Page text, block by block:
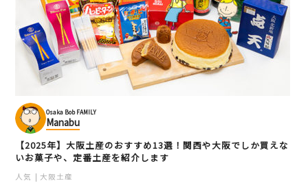
Osaka Bob FAMILY
Manabu
【2025年】大阪土産のおすすめ13選！関西や大阪でしか買えな
いお菓子や、定番土産を紹介します
人気 大阪土産